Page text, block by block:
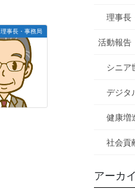
理事長・事務局
理事長
活動報告
シニア
デジタ
健康増
社会貢
アーカ